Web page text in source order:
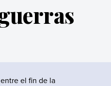
el fin de la